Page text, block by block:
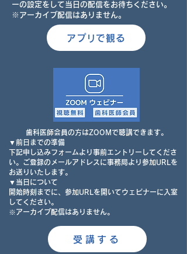
ーの設定をして当日の配信をお待ちください。
※アーカイブ配信はありません。
アプリで観る
歯科医師会員の方はZOOMで聴講できます。
▼前日までの準備
下記申し込みフォームより事前エントリーしてくださ
い。 ご登録のメールアドレスに事務局より参加URLを
お送りいたします。
▼当日について
開始時刻までに、参加URLを開いてウェビナーに入室
してください。
※アーカイブ配信はありません。
受講する